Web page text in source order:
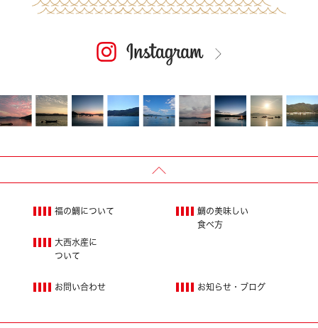
福の鯛について
鯛の美味しい
食べ方
大西水産に
ついて
お知らせ・ブログ
お問い合わせ